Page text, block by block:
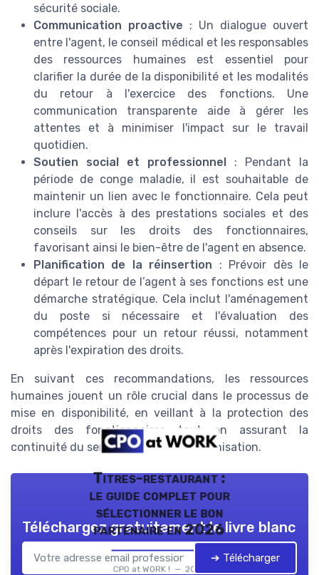
sécurité sociale.
Communication proactive : Un dialogue ouvert
entre l'agent, le conseil médical et les responsables
des ressources humaines est essentiel pour
clarifier la durée de la disponibilité et les modalités
du retour à l'exercice des fonctions. Une
communication transparente aide à gérer les
attentes et à minimiser l'impact sur le travail
quotidien.
Soutien social et professionnel : Pendant la
période de conge maladie, il est souhaitable de
maintenir un lien avec le fonctionnaire. Cela peut
inclure l'accès à des prestations sociales et des
conseils sur les droits des fonctionnaires,
favorisant ainsi le bien-être de l'agent en absence.
Planification de la réinsertion : Prévoir dès le
départ le retour de l’agent à ses fonctions est une
démarche stratégique. Cela inclut l'aménagement
du poste si nécessaire et l'évaluation des
compétences pour un retour réussi, notamment
après l'expiration des droits.
En suivant ces recommandations, les ressources
humaines jouent un rôle crucial dans le processus de
mise en disponibilité, en veillant à la protection des
droits des fonctionnaires tout en assurant la
continuité du service au sein de l'organisation.
Titres-restaurant :
le guide complet pour
sélectionner le bon
partenaire en 2026
CPO at WORK ! — 2026
Téléchargez gratuitement le livre blanc
➔ Télécharger